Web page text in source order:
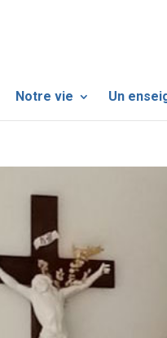
Notre vie Un